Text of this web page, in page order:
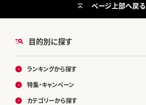
目的別に探す
ランキングから探す
特集・キャンペーン
カテゴリーから探す
ページ上部へ戻る